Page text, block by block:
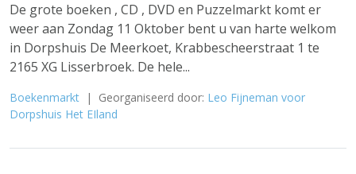
De grote boeken , CD , DVD en Puzzelmarkt komt er
weer aan Zondag 11 Oktober bent u van harte welkom
in Dorpshuis De Meerkoet, Krabbescheerstraat 1 te
2165 XG Lisserbroek. De hele...
Boekenmarkt | Georganiseerd door: Leo Fijneman voor
Dorpshuis Het EIland